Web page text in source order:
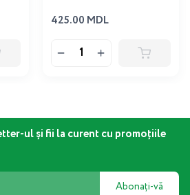
425.00 MDL
ul și fii la curent cu promoțiile
Abonați-vă